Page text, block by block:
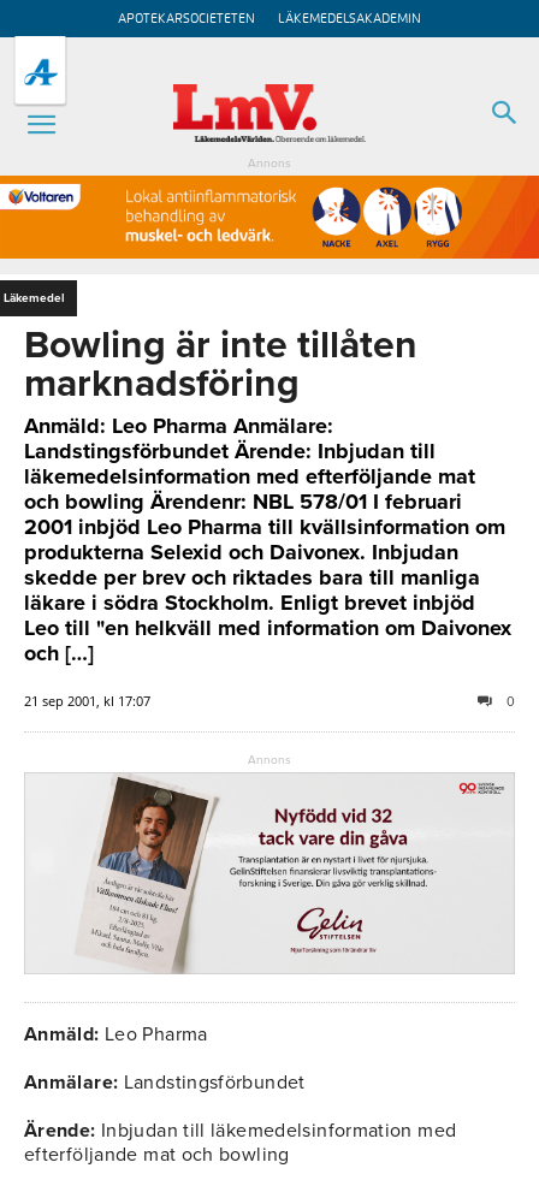
APOTEKARSOCIETETEN LÄKEMEDELSAKADEMIN
Annons
Läkemedel
Bowling är inte tillåten
marknadsföring
Anmäld: Leo Pharma Anmälare:
Landstingsförbundet Ärende: Inbjudan till
läkemedelsinformation med efterföljande mat
och bowling Ärendenr: NBL 578/01 I februari
2001 inbjöd Leo Pharma till kvällsinformation om
produkterna Selexid och Daivonex. Inbjudan
skedde per brev och riktades bara till manliga
läkare i södra Stockholm. Enligt brevet inbjöd
Leo till "en helkväll med information om Daivonex
och […]
21 sep 2001, kl 17:07 0
Annons
Anmäld: Leo Pharma
Anmälare: Landstingsförbundet
Ärende: Inbjudan till läkemedelsinformation med
efterföljande mat och bowling